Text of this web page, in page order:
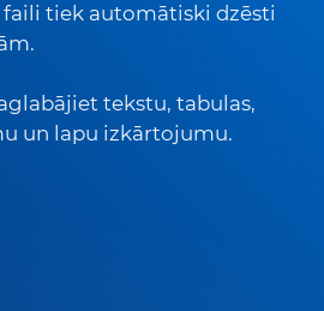
faili tiek automātiski dzēsti
tekstu, tabulas,
un lapu izkārtojumu.